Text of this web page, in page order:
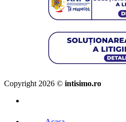
Copyright 2026 © intisimo.ro